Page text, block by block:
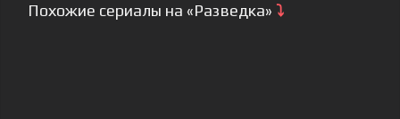
Похожие сериалы на «Разведка» ⤵